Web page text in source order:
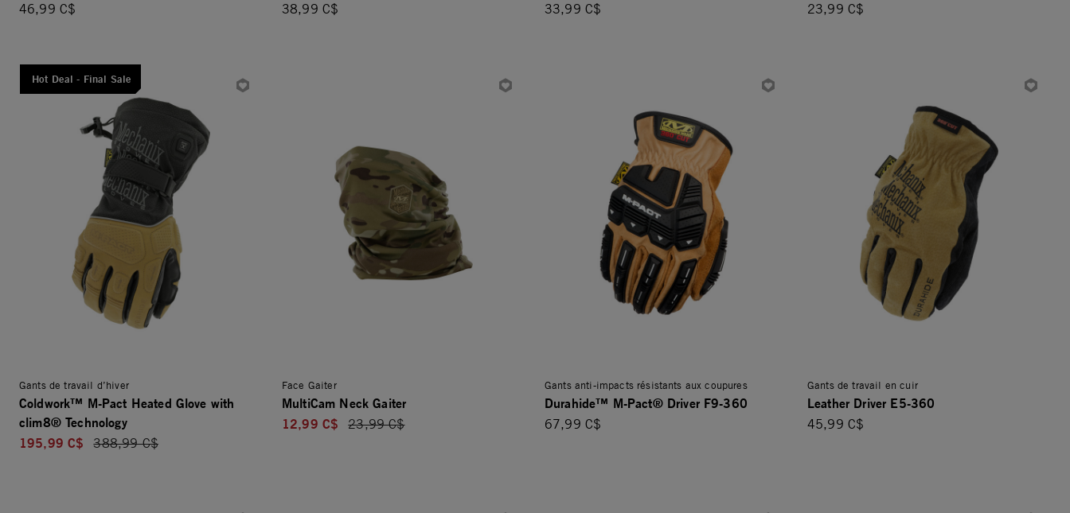
46,99 C$ 38,99 C$ 33,99 C$ 23,99 C$
Hot Deal - Final Sale
Gants de travail d’hiver
Coldwork™ M-Pact Heated Glove with
clim8® Technology
195,99 C$
Price reduced from
388,99 C$
Face Gaiter
MultiCam Neck Gaiter
12,99 C$
Price reduced from
23,99 C$
Gants anti-impacts résistants aux coupures
Durahide™ M-Pact® Driver F9-360
67,99 C$
Gants de travail en cuir
Leather Driver E5-360
45,99 C$